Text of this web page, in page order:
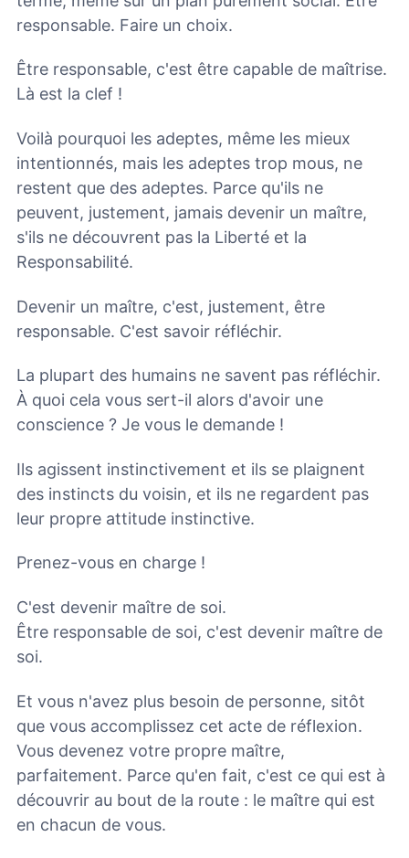
responsable. Faire un choix.
Être responsable, c'est être capable de maîtrise.
Là est la clef !
Voilà pourquoi les adeptes, même les mieux
intentionnés, mais les adeptes trop mous, ne
restent que des adeptes. Parce qu'ils ne
peuvent, justement, jamais devenir un maître,
s'ils ne découvrent pas la Liberté et la
Responsabilité.
Devenir un maître, c'est, justement, être
responsable. C'est savoir réfléchir.
La plupart des humains ne savent pas réfléchir.
À quoi cela vous sert-il alors d'avoir une
conscience ? Je vous le demande !
Ils agissent instinctivement et ils se plaignent
des instincts du voisin, et ils ne regardent pas
leur propre attitude instinctive.
Prenez-vous en charge !
C'est devenir maître de soi.
Être responsable de soi, c'est devenir maître de
soi.
Et vous n'avez plus besoin de personne, sitôt
que vous accomplissez cet acte de réflexion.
Vous devenez votre propre maître,
parfaitement. Parce qu'en fait, c'est ce qui est à
découvrir au bout de la route : le maître qui est
en chacun de vous.